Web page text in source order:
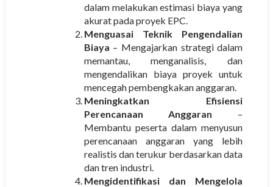
dalam melakukan estimasi biaya yang
akurat pada proyek EPC.
Menguasai Teknik Pengendalian
Biaya – Mengajarkan strategi dalam
memantau, menganalisis, dan
mengendalikan biaya proyek untuk
mencegah pembengkakan anggaran.
Meningkatkan Efisiensi
Perencanaan Anggaran –
Membantu peserta dalam menyusun
perencanaan anggaran yang lebih
realistis dan terukur berdasarkan data
dan tren industri.
Mengidentifikasi dan Mengelola